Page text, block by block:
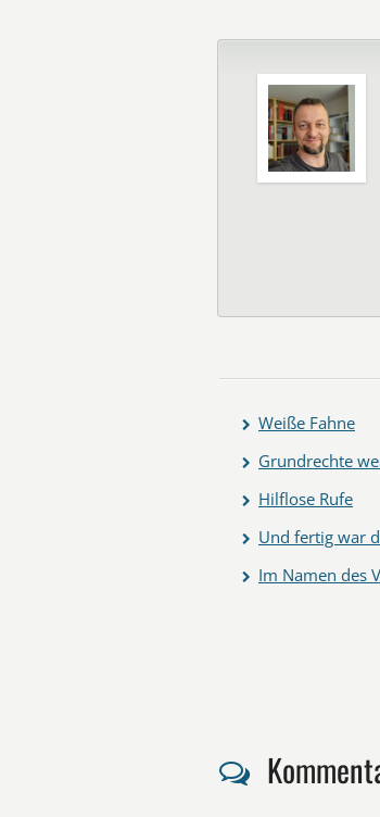
Weiße Fahne
Grundrechte
Hilflose Rufe
Und fertig war
Im Namen des